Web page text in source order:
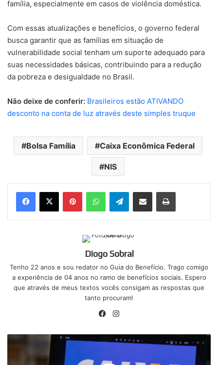
família, especialmente em casos de violência doméstica.
Com essas atualizações e benefícios, o governo federal
busca garantir que as famílias em situação de
vulnerabilidade social tenham um suporte adequado para
suas necessidades básicas, contribuindo para a redução
da pobreza e desigualdade no Brasil.
Não deixe de conferir: Brasileiros estão ATIVANDO
desconto na conta de luz através deste simples truque
Bolsa Família Caixa Econômica Federal
NIS
PinterestWhatsAppTelegramCompartilhar via e-mail Imprimir
Diogo Sobral
Tenho 22 anos e sou redator no Guia do Benefício. Trago comigo
a experiência de 04 anos no ramo de benefícios sociais. Espero
que através de meus textos vocês consigam as respostas que
tanto procuram!
Facebook
Afinal,